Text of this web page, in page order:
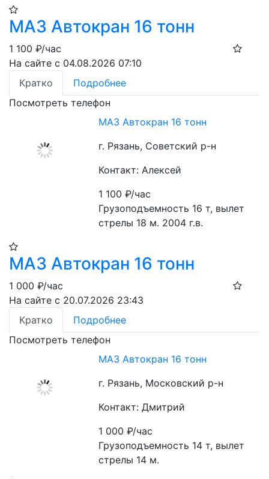
МАЗ Автокран 16 тонн
1 100 ₽/час
На сайте с 04.08.2026 07:10
Кратко
Подробнее
Посмотреть телефон
МАЗ Автокран 16 тонн
г. Рязань, Советский р-н
Контакт: Алексей
1 100₽/час
Грузоподъемность 16 т, вылет
стрелы 18 м. 2004 г.в.
МАЗ Автокран 16 тонн
1 000 ₽/час
На сайте с 20.07.2026 23:43
Кратко
Подробнее
Посмотреть телефон
МАЗ Автокран 16 тонн
г. Рязань, Московский р-н
Контакт: Дмитрий
1 000₽/час
Грузоподъемность 14 т, вылет
стрелы 14 м.